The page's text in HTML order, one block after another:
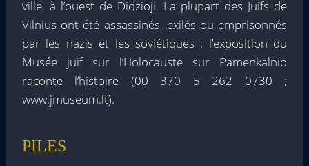
ville, à l’ouest de Didzioji. La plupart des Juifs de
Vilnius ont été assassinés, exilés ou emprisonnés
par les nazis et les soviétiques : l’exposition du
Musée juif sur l’Holocauste sur Pamenkalnio
raconte l’histoire (00 370 5 262 0730 ;
www.jmuseum.lt).
PILES